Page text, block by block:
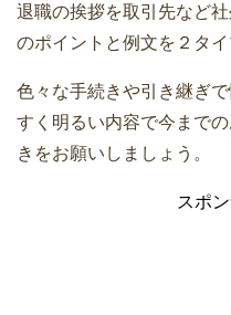
退職の挨拶を取引先など
のポイントと例文を２タイ
色々な手続きや引き継ぎ
すく明るい内容で今まで
きをお願いしましょう。
スポ